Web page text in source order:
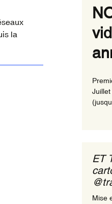
ville en
Régions en
la
ET
Mise